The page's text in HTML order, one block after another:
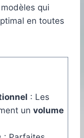
qui
en toutes
: Les
un volume